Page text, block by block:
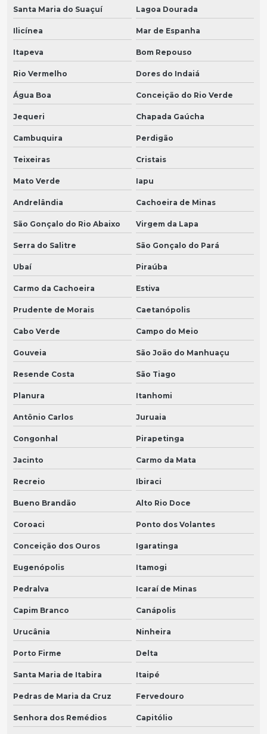
Santa Maria do Suaçuí Lagoa Dourada
Ilicínea Mar de Espanha
Itapeva Bom Repouso
Rio Vermelho Dores do Indaiá
Água Boa Conceição do Rio Verde
Jequeri Chapada Gaúcha
Cambuquira Perdigão
Teixeiras Cristais
Mato Verde Iapu
Andrelândia Cachoeira de Minas
São Gonçalo do Rio Abaixo Virgem da Lapa
Serra do Salitre São Gonçalo do Pará
Ubaí Piraúba
Carmo da Cachoeira Estiva
Prudente de Morais Caetanópolis
Cabo Verde Campo do Meio
Gouveia São João do Manhuaçu
Resende Costa São Tiago
Planura Itanhomi
Antônio Carlos Juruaia
Congonhal Pirapetinga
Jacinto Carmo da Mata
Recreio Ibiraci
Bueno Brandão Alto Rio Doce
Coroaci Ponto dos Volantes
Conceição dos Ouros Igaratinga
Eugenópolis Itamogi
Pedralva Icaraí de Minas
Capim Branco Canápolis
Urucânia Ninheira
Porto Firme Delta
Santa Maria de Itabira Itaipé
Pedras de Maria da Cruz Fervedouro
Senhora dos Remédios Capitólio